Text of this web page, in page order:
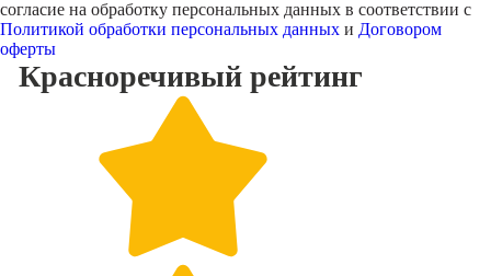
согласие на обработку персональных данных в соответствии с
Политикой обработки персональных данных и Договором
оферты
Красноречивый рейтинг